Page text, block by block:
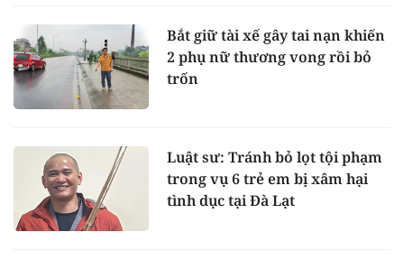
Bắt giữ tài xế gây tai nạn khiến
2 phụ nữ thương vong rồi bỏ
trốn
Luật sư: Tránh bỏ lọt tội phạm
trong vụ 6 trẻ em bị xâm hại
tình dục tại Đà Lạt